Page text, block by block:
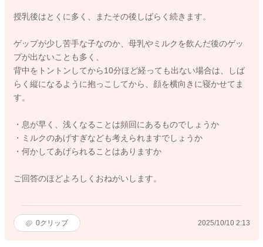
授乳後はとくに多く、またその後しばらく続きます。
ゲップが少し苦手な子なのか、母乳やミルクを飲んだ後のゲッ
プが出ないことも多く、
背中をトントンしてから10分ほど経っても出ない場合は、しば
らく縦になるように抱っこしてから、顔を横向きに寝かせてま
す。
・息が早く、浅くなることは頻回にあるものでしょうか
・ミルクのあげすぎなども考えられますでしょうか
・何かしてあげられることはありますか
ご回答のほどよろしくおねがいします。
0クリップ 2025/10/10 2:13